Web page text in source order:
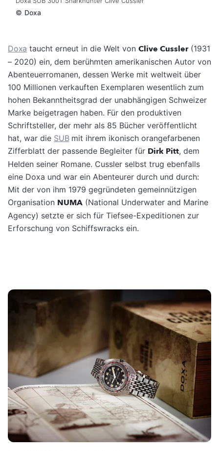
© Doxa
Doxa taucht erneut in die Welt vonClive Cussler(1931
– 2020) ein, dem berühmten amerikanischen Autor von
Abenteuerromanen, dessen Werke mit weltweit über
100 Millionen verkauften Exemplaren wesentlich zum
hohen Bekanntheitsgrad der unabhängigen Schweizer
Marke beigetragen haben. Für den produktiven
Schriftsteller, der mehr als 85 Bücher veröffentlicht
hat, war die SUBmit ihrem ikonisch orangefarbenen
Zifferblatt der passende Begleiter für Dirk Pitt, dem
Helden seiner Romane. Cussler selbst trug ebenfalls
eine Doxa und war ein Abenteurer durch und durch:
Mit der von ihm 1979 gegründeten gemeinnützigen
Organisation NUMA (National Underwater and Marine
Agency) setzte er sich für Tiefsee-Expeditionen zur
Erforschung von Schiffswracks ein.